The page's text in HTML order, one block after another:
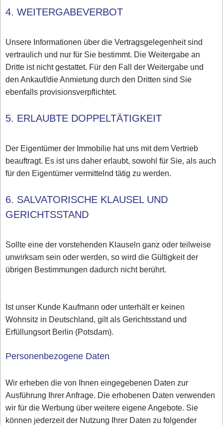
4. WEITERGABEVERBOT
Unsere Informationen über die Vertragsgelegenheit sind
vertraulich und nur für Sie bestimmt. Die Weitergabe an
Dritte ist nicht gestattet. Für den Fall der Weitergabe und
den Ankauf/die Anmietung durch den Dritten sind Sie
ebenfalls provisionsverpflichtet.
5. ERLAUBTE DOPPELTÄTIGKEIT
Der Eigentümer der Immobilie hat uns mit dem Vertrieb
beauftragt. Es ist uns daher erlaubt, sowohl für Sie, als auch
für den Eigentümer vermittelnd tätig zu werden.
6. SALVATORISCHE KLAUSEL UND
GERICHTSSTAND
Sollte eine der vorstehenden Klauseln ganz oder teilweise
unwirksam sein oder werden, so wird die Gültigkeit der
übrigen Bestimmungen dadurch nicht berührt.
Ist unser Kunde Kaufmann oder unterhält er keinen
Wohnsitz in Deutschland, gilt als Gerichtsstand und
Erfüllungsort Berlin (Potsdam).
Personenbezogene Daten
Wir erheben die von Ihnen eingegebenen Daten zur
Ausführung Ihrer Anfrage. Die erhobenen Daten verwenden
wir für die Werbung über weitere eigene Angebote. Sie
können jederzeit der Nutzung Ihrer Daten zu folgender